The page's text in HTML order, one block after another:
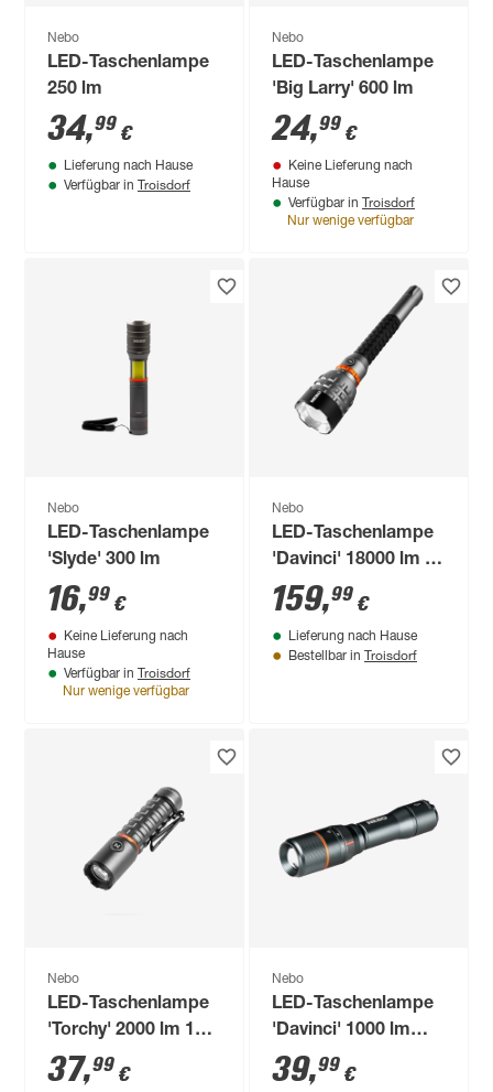
Nebo
LED-Taschenlampe
250 lm
34,99 €
Lieferung nach Hause
Verfügbar in Troisdorf
Nebo
LED-Taschenlampe
'Big Larry' 600 lm
24,99 €
Keine Lieferung nach
Hause
Verfügbar in Troisdorf
Nur wenige verfügbar
Nebo
LED-Taschenlampe
'Slyde' 300 lm
16,99 €
Keine Lieferung nach
Hause
Verfügbar in Troisdorf
Nur wenige verfügbar
Nebo
LED-Taschenlampe
'Davinci' 18000 lm 35
cm
159,99 €
Lieferung nach Hause
Bestellbar in Troisdorf
Nebo
LED-Taschenlampe
'Torchy' 2000 lm 10,8
cm
37,99 €
Nebo
LED-Taschenlampe
'Davinci' 1000 lm
15,9 cm
39,99 €